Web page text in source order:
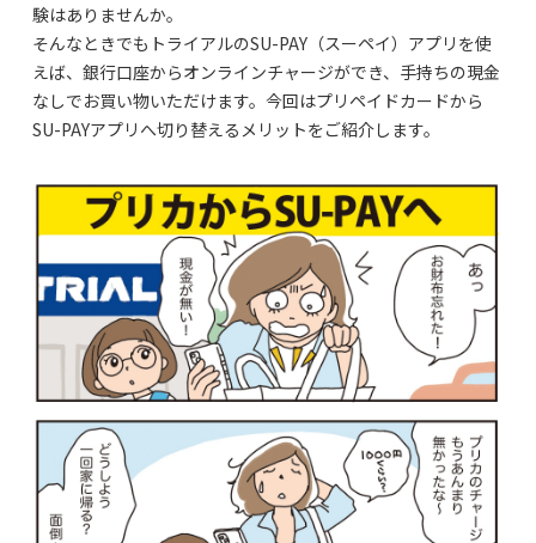
験はありませんか。
そんなときでもトライアルのSU-PAY（スーペイ）アプリを使
えば、銀行口座からオンラインチャージができ、手持ちの現金
なしでお買い物いただけます。今回はプリペイドカードから
SU-PAYアプリへ切り替えるメリットをご紹介します。